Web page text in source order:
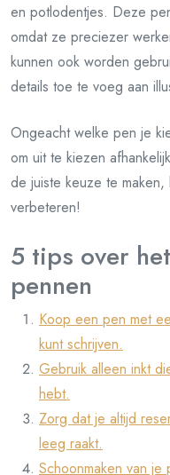
en potlodentjes. Deze
omdat ze preciezer
kunnen ook worden
details toe te voeg aan
Ongeacht welke pen je
om uit te kiezen
de juiste keuze te
verbeteren!
5 tips over
pennen
Koop een pen met
kunt schrijven.
Gebruik alleen inkt
hebt.
Zorg dat je altijd
leeg raakt.
Schoonmaken van